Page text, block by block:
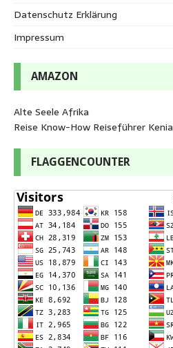
Datenschutz Erklärung
Impressum
AMAZON
Alte Seele Afrika
Reise Know-How Reiseführer Kenia
FLAGGENCOUNTER